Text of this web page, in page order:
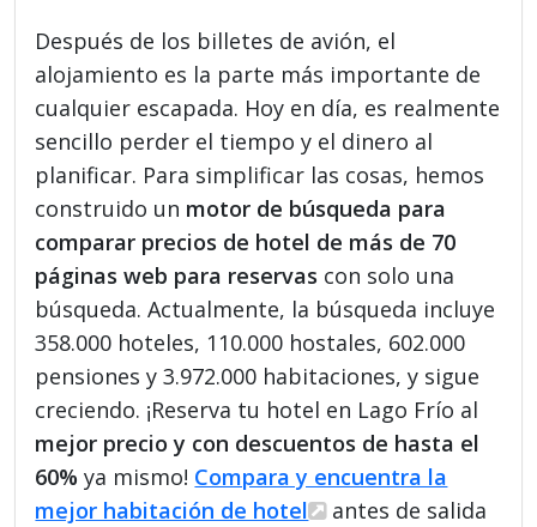
Después de los billetes de avión, el
alojamiento es la parte más importante de
cualquier escapada. Hoy en día, es realmente
sencillo perder el tiempo y el dinero al
planificar. Para simplificar las cosas, hemos
construido un motor de búsqueda para
comparar precios de hotel de más de 70
páginas web para reservas con solo una
búsqueda. Actualmente, la búsqueda incluye
358.000 hoteles, 110.000 hostales, 602.000
pensiones y 3.972.000 habitaciones, y sigue
creciendo. ¡Reserva tu hotel en Lago Frío al
mejor precio y con descuentos de hasta el
60% ya mismo! Compara y encuentra la
mejor habitación de hotel
antes de salida